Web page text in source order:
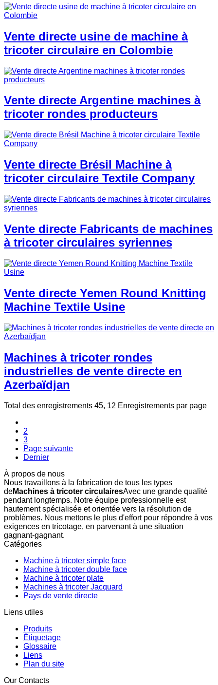
Vente directe usine de machine à
tricoter circulaire en Colombie
Vente directe Argentine machines à
tricoter rondes producteurs
Vente directe Brésil Machine à
tricoter circulaire Textile Company
Vente directe Fabricants de machines
à tricoter circulaires syriennes
Vente directe Yemen Round Knitting
Machine Textile Usine
Machines à tricoter rondes
industrielles de vente directe en
Azerbaïdjan
Total des enregistrements 45, 12 Enregistrements par page
2
3
Page suivante
Dernier
À propos de nous
Nous travaillons à la fabrication de tous les types
deMachines à tricoter circulairesAvec une grande qualité
pendant longtemps. Notre équipe professionnelle est
hautement spécialisée et orientée vers la résolution de
problèmes. Nous mettons le plus d'effort pour répondre à vos
exigences en tricotage, en parvenant à une situation
gagnant-gagnant.
Catégories
Machine à tricoter simple face
Machine à tricoter double face
Machine à tricoter plate
Machines à tricoter Jacquard
Pays de vente directe
Liens utiles
Produits
Étiquetage
Glossaire
Liens
Plan du site
Our Contacts